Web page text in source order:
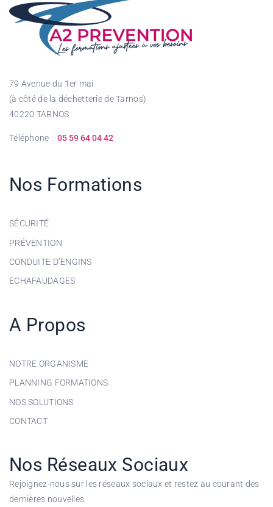
79 Avenue du 1er mai
(à côté de la déchetterie de Tarnos)
40220 TARNOS
Téléphone : 05 59 64 04 42
Nos Formations
SÉCURITÉ
PRÉVENTION
CONDUITE D’ENGINS
ECHAFAUDAGES
A Propos
NOTRE ORGANISME
PLANNING FORMATIONS
NOS SOLUTIONS
CONTACT
Nos Réseaux Sociaux
Rejoignez-nous sur les réseaux sociaux et restez au courant des
dernières nouvelles.